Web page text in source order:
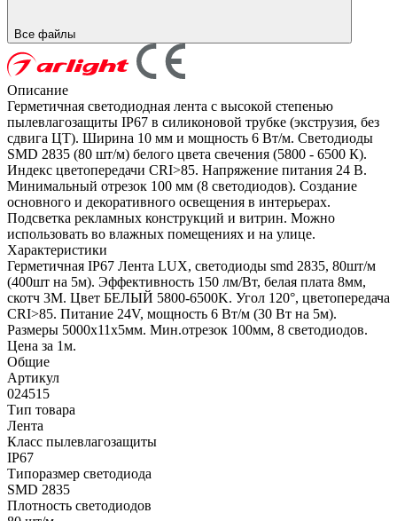
Все файлы
Описание
Герметичная светодиодная лента с высокой степенью
пылевлагозащиты IP67 в силиконовой трубке (экструзия, без
сдвига ЦТ). Ширина 10 мм и мощность 6 Вт/м. Светодиоды
SMD 2835 (80 шт/м) белого цвета свечения (5800 - 6500 К).
Индекс цветопередачи CRI>85. Напряжение питания 24 В.
Минимальный отрезок 100 мм (8 светодиодов). Создание
основного и декоративного освещения в интерьерах.
Подсветка рекламных конструкций и витрин. Можно
использовать во влажных помещениях и на улице.
Характеристики
Герметичная IP67 Лента LUX, светодиоды smd 2835, 80шт/м
(400шт на 5м). Эффективность 150 лм/Вт, белая плата 8мм,
скотч 3М. Цвет БЕЛЫЙ 5800-6500K. Угол 120°, цветопередача
CRI>85. Питание 24V, мощность 6 Вт/м (30 Вт на 5м).
Размеры 5000х11х5мм. Мин.отрезок 100мм, 8 светодиодов.
Цена за 1м.
Общие
Артикул
024515
Тип товара
Лента
Класс пылевлагозащиты
IP67
Типоразмер светодиода
SMD 2835
Плотность светодиодов